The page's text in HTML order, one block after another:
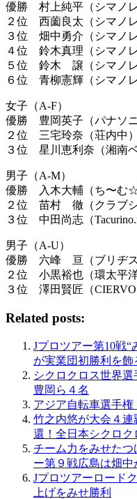
優勝 村上純平（シマノレ
２位 西薗良太（シマノレ
３位 畑中勇介（シマノレ
４位 鈴木真理（シマノレ
５位 鈴木 譲（シマノレ
６位 青柳憲輝（シマノレ
女子（A-F）
優勝 豊岡英子（パナソニ
２位 三宅玲奈（荘内中）
３位 星川恵利奈（湘南ベ
男子（A-M）
優勝 入木大輔（ち〜む☆
２位 苗村 徹（クラブシ
３位 中田尚志（
男子（A-U）
優勝 六峰 亘（ブリヂス
２位 小黒裕也（環太平洋
３位 澤田賢匠（CIERVO
Related posts:
Jプロツアー第10戦
が実業団初勝利を飾
シクロクロス世界
豊岡ら４名
アジア自転車選手
竹之内悠が大会４
還！全日本シクロク
チーム力をみせたつ
ー第９戦広島は畑中
Jプロツアーロード
上げをみせ勝利